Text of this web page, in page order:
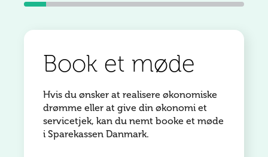
Book et møde
Hvis du ønsker at realisere økonomiske
drømme eller at give din økonomi et
servicetjek, kan du nemt booke et møde
i Sparekassen Danmark.